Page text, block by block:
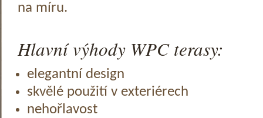
na míru.
Hlavní výhody WPC terasy:
elegantní design
skvělé použití v exteriérech
nehořlavost